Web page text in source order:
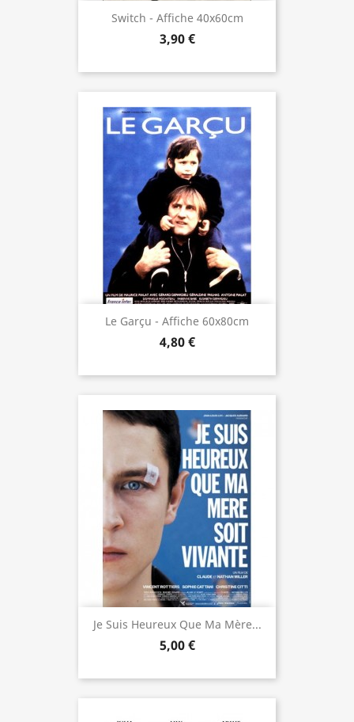
Switch - Affiche 40x60cm
3,90 €
Le Garçu - Affiche 60x80cm
4,80 €
Je Suis Heureux Que Ma Mère...
5,00 €